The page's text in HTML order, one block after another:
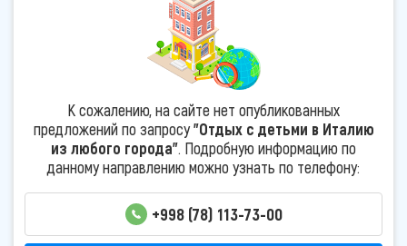
К сожалению, на сайте нет опубликованных
предложений по запросу"Отдых с детьми в Италию
из любого города". Подробную информацию по
данному направлению можно узнать по телефону:
+998 (78) 113-73-00